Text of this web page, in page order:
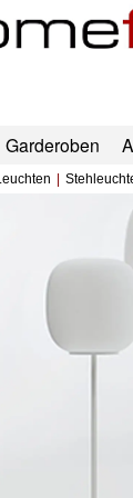
Garderoben